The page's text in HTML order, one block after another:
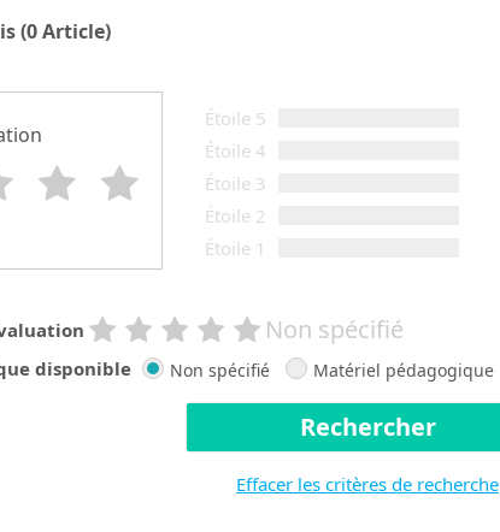
(0 Article)
Étoile 5
Étoile 4
Étoile 3
Étoile 2
Étoile 1
Non spécifié
disponible Non spécifié Matériel pédagogique
Rechercher
Effacer les critères de recherche